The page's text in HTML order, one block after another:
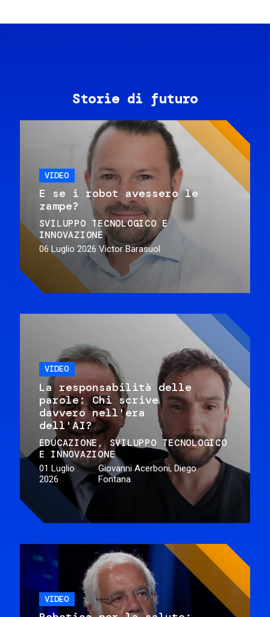
Storie di futuro
VIDEO
E se i robot avessero le
zampe?
SVILUPPO TECNOLOGICO E
INNOVAZIONE
06 Luglio 2026 Victor Barasuol
VIDEO
La responsabilità delle
parole: Chi scrive
davvero nell'era
dell'AI?
EDUCAZIONE
SVILUPPO TECNOLOGICO
E INNOVAZIONE
01 Luglio
2026
Giovanni Acerboni, Diego
Fontana
VIDEO